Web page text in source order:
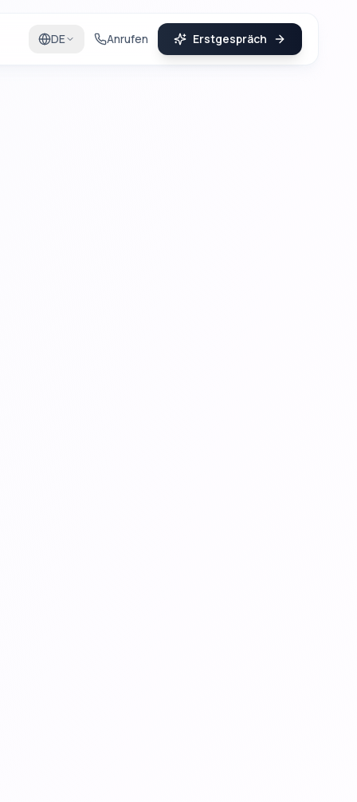
DE Anrufen Erstgespräch